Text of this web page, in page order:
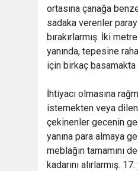
ortasına çanağa
sadaka verenler
bırakırlarmış. İki
yanında, tepesine
için birkaç basamakta
İhtiyacı olmasına
istemekten veya
çekinenler gecenin
yanına para almaya
meblağın tamamını
kadarını alırlarmış.